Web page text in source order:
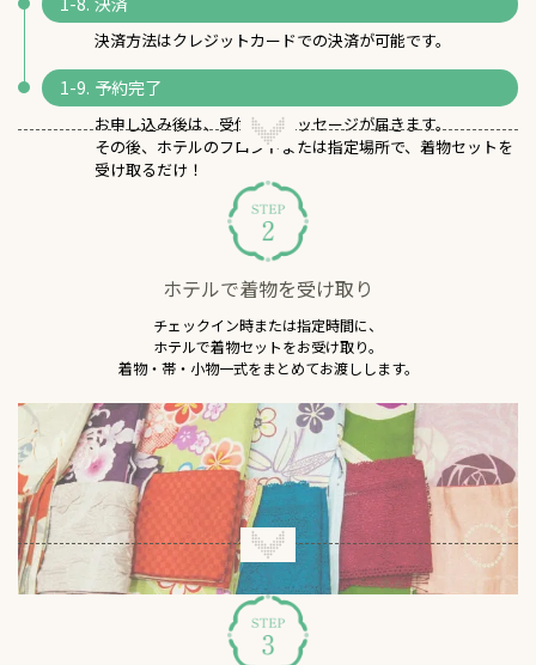
決済方法はクレジットカードでの決済が可能です。
予約完了
お申し込み後は、受付完了メッセージが届きます。
その後、ホテルのフロントまたは指定場所で、着物セットを
受け取るだけ！
ホテルで着物を受け取り
チェックイン時または指定時間に、
ホテルで着物セットをお受け取り。
着物・帯・小物一式をまとめてお渡しします。